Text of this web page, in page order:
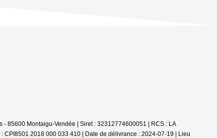
- 85600 Montaigu-Vendée | Siret : 32312774600051 | RCS : LA
: CPI8501 2018 000 033 410 | Date de délivrance : 2024-07-19 | Lieu